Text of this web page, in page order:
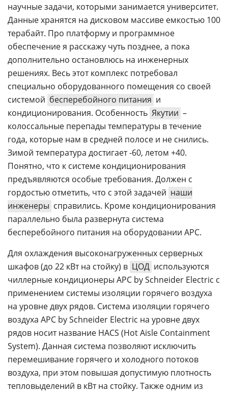
научные задачи, которыми занимается университет.
Данные хранятся на дисковом массиве емкостью 100
терабайт. Про платформу и программное
обеспечение я расскажу чуть позднее, а пока
дополнительно остановлюсь на инженерных
решениях. Весь этот комплекс потребовал
специально оборудованного помещения со своей
системой бесперебойного питания и
кондиционирования. Особенность Якутии –
колоссальные перепады температуры в течение
года, которые нам в средней полосе и не снились.
Зимой температура достигает -60, летом +40.
Понятно, что к системе кондиционирования
предъявляются особые требования. Должен с
гордостью отметить, что с этой задачей наши
инженеры справились. Кроме кондиционирования
параллельно была развернута система
бесперебойного питания на оборудовании APC.
Для охлаждения высоконагруженных серверных
шкафов (до 22 кВт на стойку) в ЦОД используются
чиллерные кондиционеры APC by Schneider Electric с
применением системы изоляции горячего воздуха
на уровне двух рядов. Система изоляции горячего
воздуха APC by Schneider Electric на уровне двух
рядов носит название HACS (Hot Aisle Containment
System). Данная система позволяют исключить
перемешивание горячего и холодного потоков
воздуха, при этом повышая допустимую плотность
тепловыделений в кВт на стойку. Также одним из